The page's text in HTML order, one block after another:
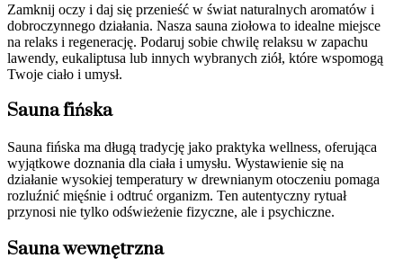
Zamknij oczy i daj się przenieść w świat naturalnych aromatów i
dobroczynnego działania. Nasza sauna ziołowa to idealne miejsce
na relaks i regenerację. Podaruj sobie chwilę relaksu w zapachu
lawendy, eukaliptusa lub innych wybranych ziół, które wspomogą
Twoje ciało i umysł.
Sauna fińska
Sauna fińska ma długą tradycję jako praktyka wellness, oferująca
wyjątkowe doznania dla ciała i umysłu. Wystawienie się na
działanie wysokiej temperatury w drewnianym otoczeniu pomaga
rozluźnić mięśnie i odtruć organizm. Ten autentyczny rytuał
przynosi nie tylko odświeżenie fizyczne, ale i psychiczne.
Sauna wewnętrzna